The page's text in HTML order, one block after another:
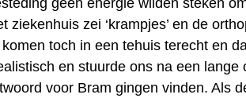
geen energie wilden steken
zei ‘krampjes’ en de
toch in een tehuis terecht en
en stuurde ons na een lange
voor Bram gingen vinden. Als